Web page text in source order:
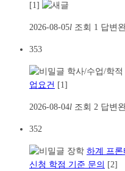
[1]
2026-08-05l 조회 1 답변
353
학사/수업/학적
업요건 [1]
2026-08-04l 조회 2 답변
352
장학 하계 프
신청 학점 기준 문의 [2]